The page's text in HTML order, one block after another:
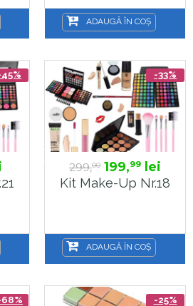
ADAUGĂ ÎN COȘ
-33%
299,00 199,99lei
Kit Make-Up Nr.18
ADAUGĂ ÎN COȘ
-25%